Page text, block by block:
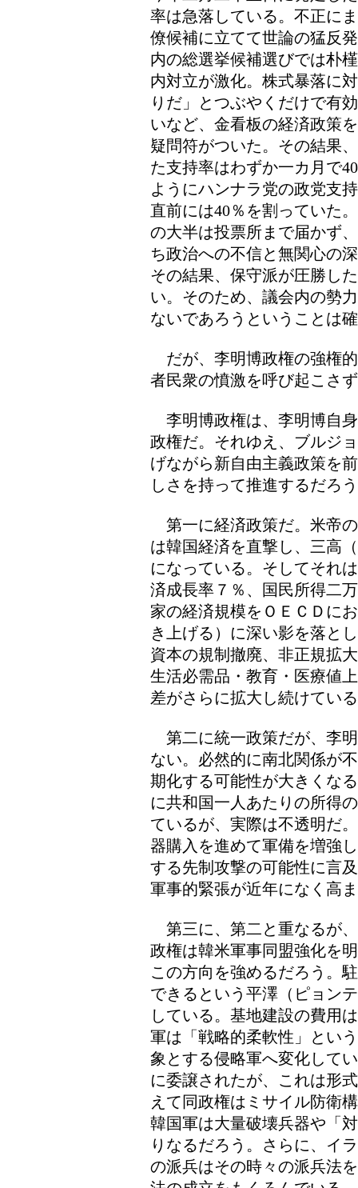
率は急落している。不正に
僚候補に立てて世論の猛反
内の総選挙候補選びでは朴
内対立が激化。株式暴落に
りだ」とつぶやくだけで有
いなど、金看板の経済政策
疑問符がついた。その結果
た支持率はわずか一カ月で
ようにハンナラ党の政党支
直前には40％を割っていた
の大半は投票所まで届かず
ち政治への不信と無関心の
その結果、保守派が圧勝し
い。そのため、議会内の勢
ないであろうということは
だが、李明博政権の強権
者民衆の憤激を呼び起こさ
李明博政権は、李明博自
政権だ。それゆえ、ブルジ
げながら新自由主義政策を
しさを持って推進するだ
第一に経済政策だ。米帝
は韓国経済を直撃し、三高
になっている。そしてそれ
済成長率７％、国民所得二
家の経済規模をＯＥＣＤに
き上げる）に深い影を落と
資本の規制撤廃、非正規拡
生活必需品・教育・医療値
差がさらに拡大し続けてい
第二に統一政策だが、李
ない。必然的に南北関係が
期化する可能性が大きくな
に共和国一人あたりの所得
ているが、実際は不透明だ
器購入を進めて軍備を増強
する先制攻撃の可能性に言
軍事的緊張が近年になく高
第三に、第二と重なるが
政権は韓米軍事同盟強化を
この方向を強めるだろう。
できるという平澤（ピョン
している。基地建設の費用
軍は「戦略的柔軟性」とい
象とする侵略軍へ変化して
に委譲されたが、これは形
えて同政権はミサイル防衛
韓国軍は大量破壊兵器や「
りなるだろう。さらに、イ
の派兵はその時々の派兵法